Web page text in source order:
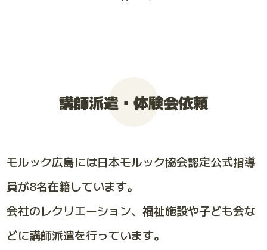
講師派遣・体験会依頼
モルック広島には日本モルック協会認定公式指導
員が8名在籍しています。
会社のレクリエーション、福祉施設や子ども会な
どに講師派遣を行っています。